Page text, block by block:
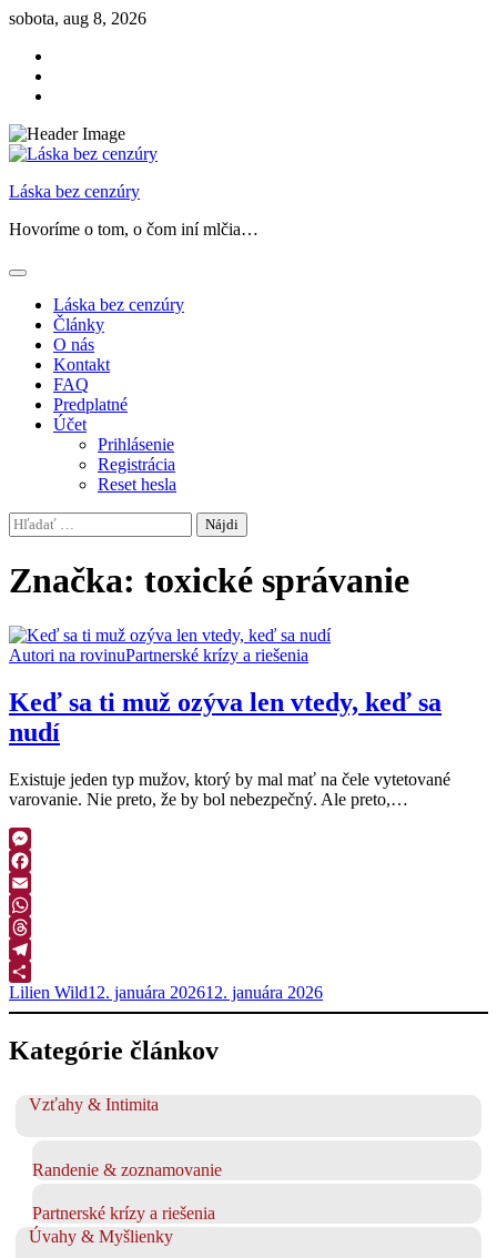
Skip
content
sobota, aug 8, 2026
Láska bez cenzúry
Hovoríme o tom, o čom iní mlčia…
Láska bez cenzúry
Články
O nás
Kontakt
FAQ
Predplatné
Účet
Prihlásenie
Registrácia
Reset hesla
Hľadať:
Značka: toxické správanie
Autori na rovinuPartnerské krízy a riešenia
Keď sa ti muž ozýva len vtedy, keď sa
nudí
Existuje jeden typ mužov, ktorý by mal mať na čele vytetované
varovanie. Nie preto, že by bol nebezpečný. Ale preto,…
Messenger
Facebook
Email
WhatsApp
Threads
Telegram
Zdieľať
Lilien Wild12. januára 202612. januára 2026
Kategórie článkov
Vzťahy & Intimita
Randenie & zoznamovanie
Partnerské krízy a riešenia
Úvahy & Myšlienky